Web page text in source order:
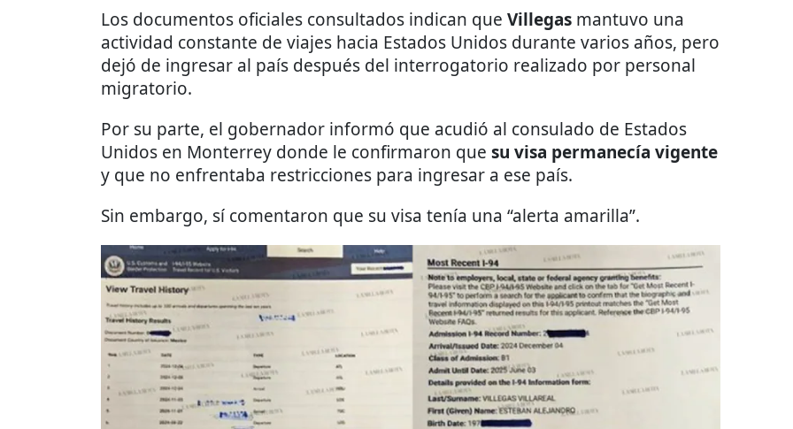
Los documentos oficiales consultados indican que Villegas mantuvo una
actividad constante de viajes hacia Estados Unidos durante varios años, pero
dejó de ingresar al país después del interrogatorio realizado por personal
migratorio.
Por su parte, el gobernador informó que acudió al consulado de Estados
Unidos en Monterrey donde le confirmaron que su visa permanecía vigente
y que no enfrentaba restricciones para ingresar a ese país.
Sin embargo, sí comentaron que su visa tenía una “alerta amarilla”.